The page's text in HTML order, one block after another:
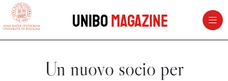
vai al contenuto della pagina
UniboMagazine
Un nuovo socio per